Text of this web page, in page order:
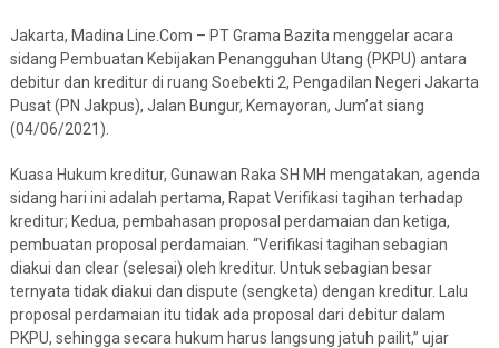
Jakarta, Madina Line.Com – PT Grama Bazita menggelar acara
sidang Pembuatan Kebijakan Penangguhan Utang (PKPU) antara
debitur dan kreditur di ruang Soebekti 2, Pengadilan Negeri Jakarta
Pusat (PN Jakpus), Jalan Bungur, Kemayoran, Jum’at siang
(04/06/2021).
Kuasa Hukum kreditur, Gunawan Raka SH MH mengatakan, agenda
sidang hari ini adalah pertama, Rapat Verifikasi tagihan terhadap
kreditur; Kedua, pembahasan proposal perdamaian dan ketiga,
pembuatan proposal perdamaian. “Verifikasi tagihan sebagian
diakui dan clear (selesai) oleh kreditur. Untuk sebagian besar
ternyata tidak diakui dan dispute (sengketa) dengan kreditur. Lalu
proposal perdamaian itu tidak ada proposal dari debitur dalam
PKPU, sehingga secara hukum harus langsung jatuh pailit,” ujar